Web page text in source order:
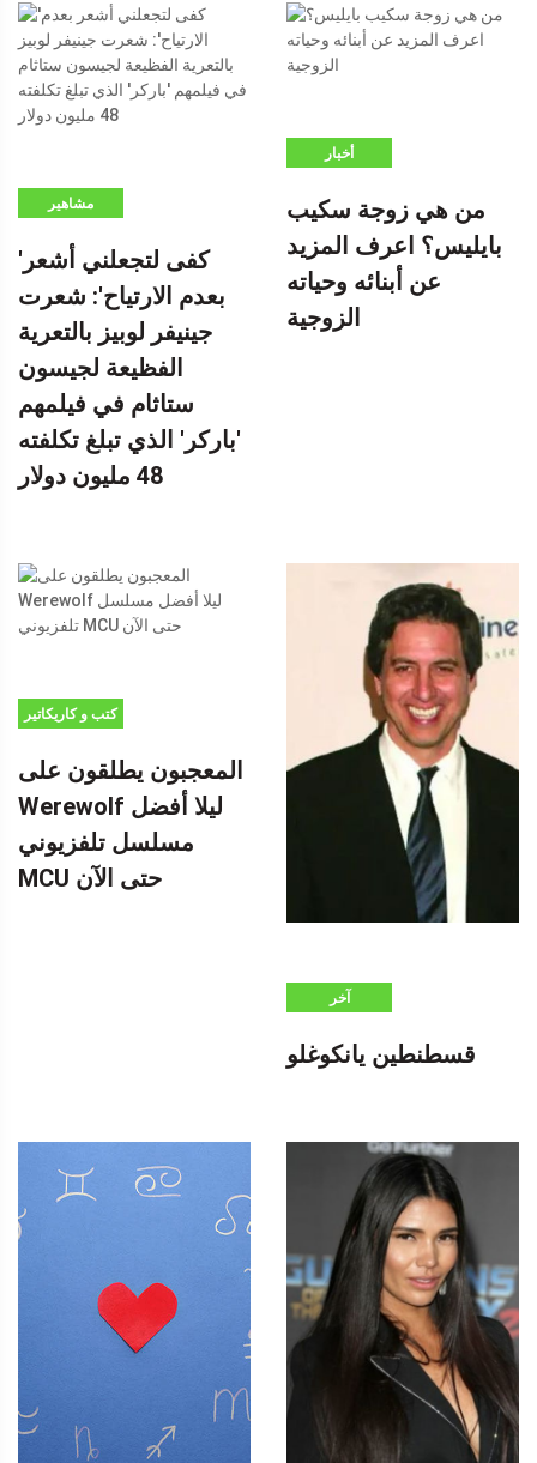
مشاهير
'كفى لتجعلني أشعر
بعدم الارتياح': شعرت
جينيفر لوبيز بالتعرية
الفظيعة لجيسون
ستاثام في فيلمهم
'باركر' الذي تبلغ تكلفته
48 مليون دولار
أخبار
من هي زوجة سكيب
بايليس؟ اعرف المزيد
عن أبنائه وحياته
الزوجية
كتب و كاريكاتير
المعجبون يطلقون على
Werewolf ليلا أفضل
مسلسل تلفزيوني
MCU حتى الآن
آخر
قسطنطين يانكوغلو